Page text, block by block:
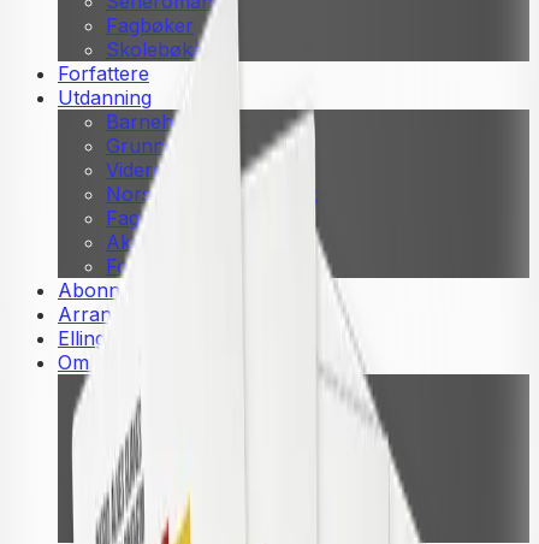
Fagbøker
Skolebøker
Forfattere
Utdanning
Barnehage
Grunnskole
Videregående
Norsk som andrespråk
Fagskole
Akademisk
Forskning
Abonnement
Arrangementer
Elling bokkafé
Om Cappelen Damm
Presse
Nyhetsbrev
Send inn manus
Priser og nominasjoner
Stipender og minnepriser
Kataloger
Rapport 2025